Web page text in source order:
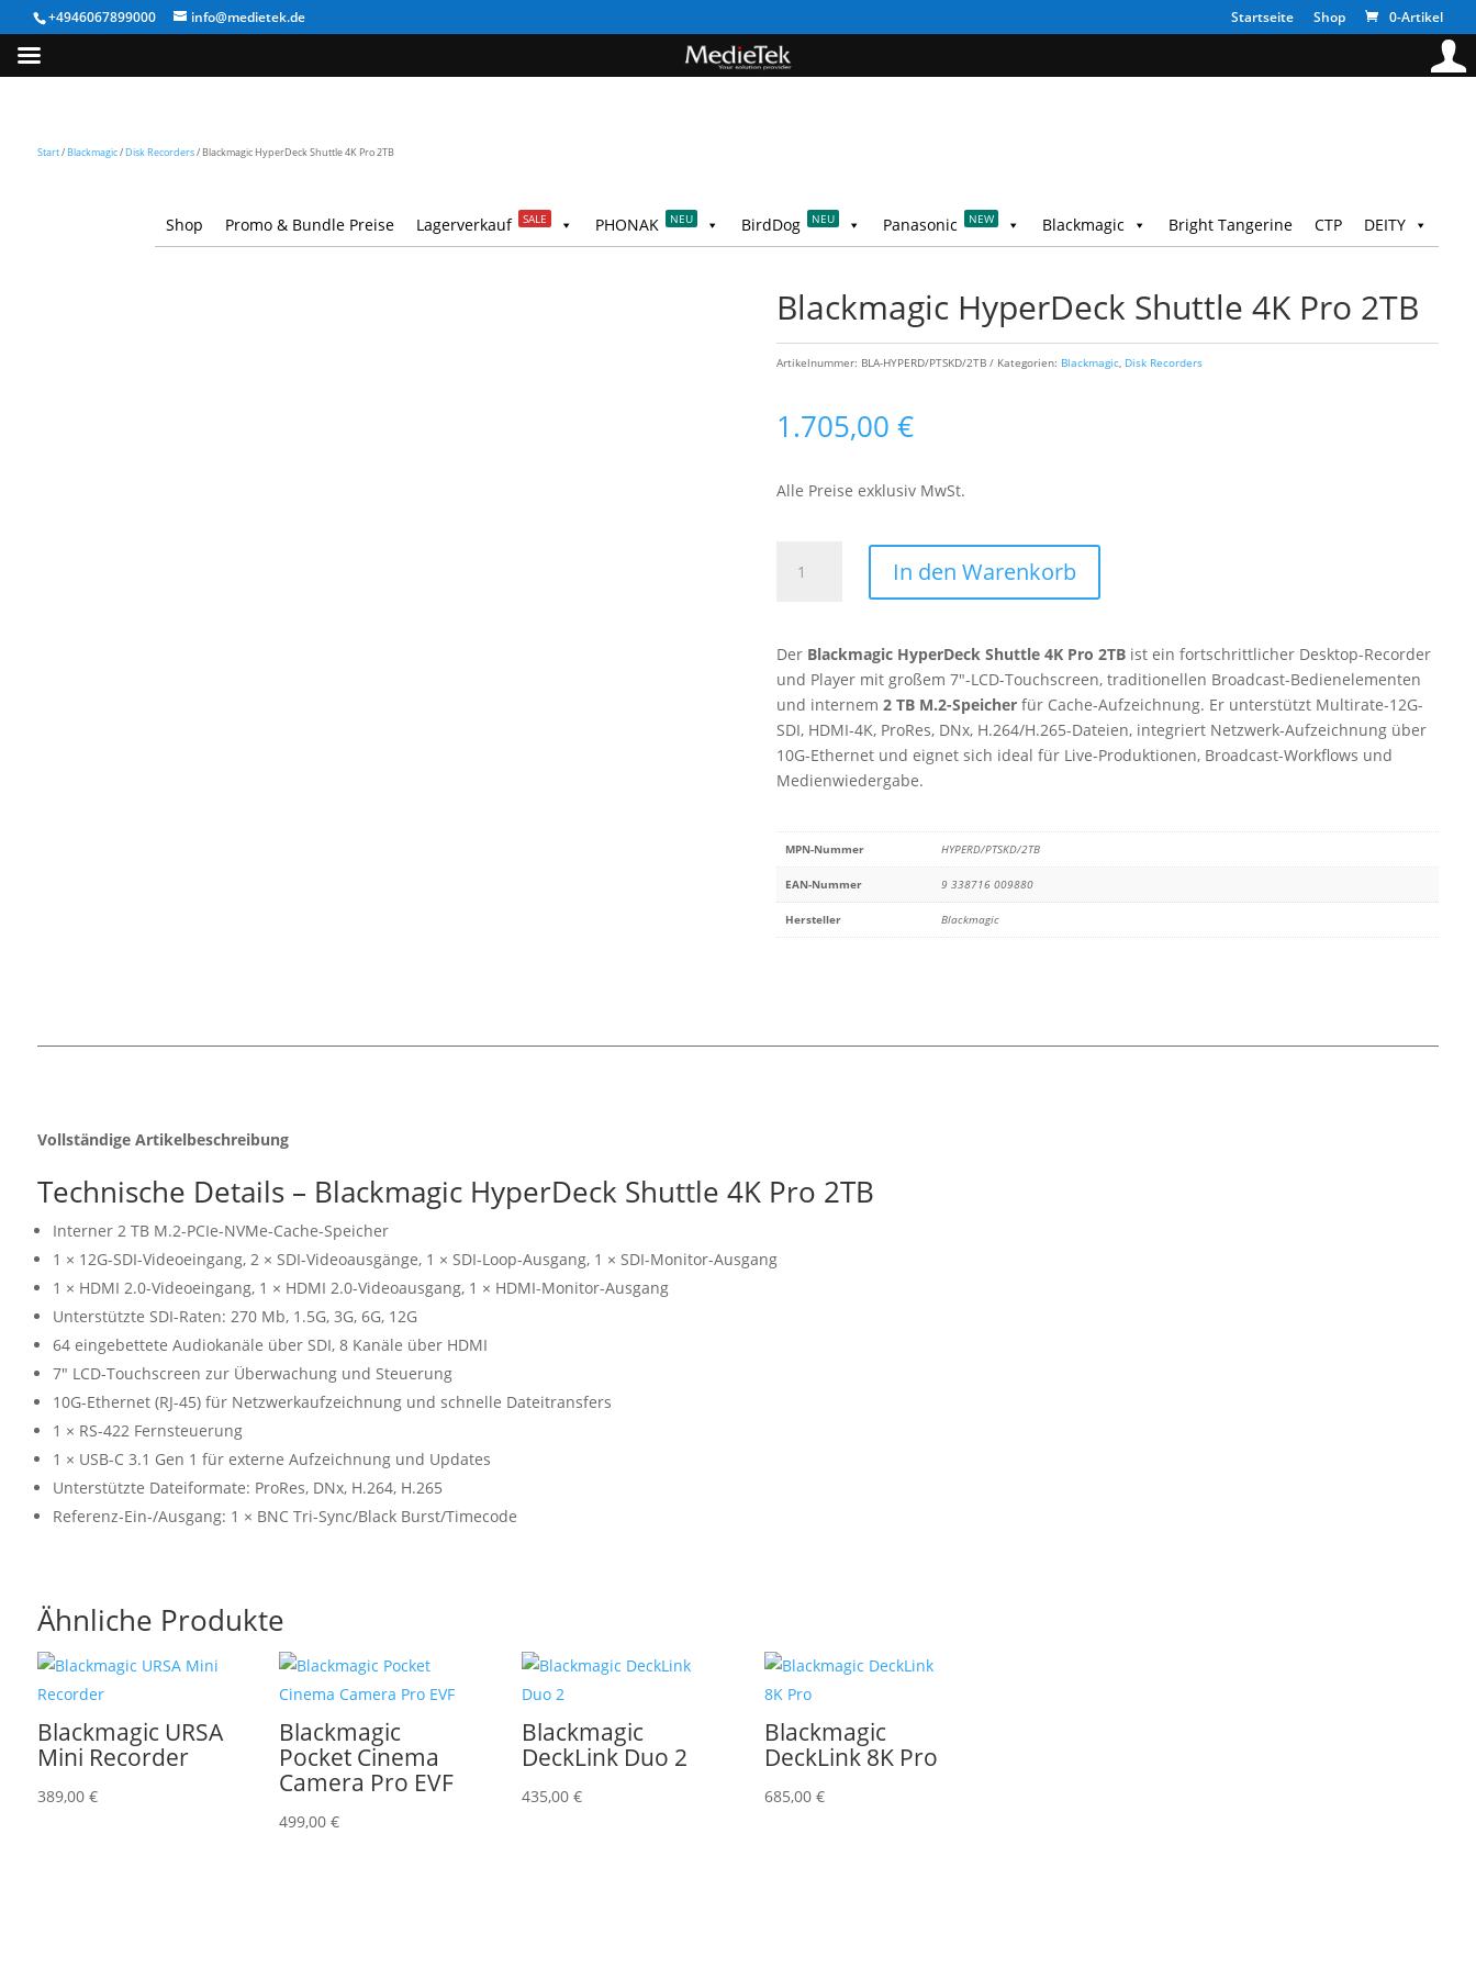
+4946067899000 info@medietek.de Startseite Shop 0-Artikel
Start/ Blackmagic/ Disk Recorders/ Blackmagic HyperDeck Shuttle 4K Pro 2TB
Shop Promo & Bundle Preise Lagerverkauf SALE PHONAK NEU BirdDog NEU Panasonic NEW Blackmagic Bright Tangerine CTP DEITY
Blackmagic HyperDeck Shuttle 4K Pro 2TB
Artikelnummer: BLA-HYPERD/PTSKD/2TB Kategorien: Blackmagic, Disk Recorders
1.705,00€
Alle Preise exklusiv MwSt.
HyperDeck
Pro
2TB
Menge
In den Warenkorb
Der Blackmagic HyperDeck Shuttle 4K Pro 2TB ist ein fortschrittlicher Desktop-Recorder
und Player mit großem 7″-LCD-Touchscreen, traditionellen Broadcast-Bedienelementen
und internem2 TB M.2-Speicher für Cache-Aufzeichnung. Er unterstützt Multirate-12G-
SDI, HDMI-4K, ProRes, DNx, H.264/H.265-Dateien, integriert Netzwerk-Aufzeichnung über
10G-Ethernet und eignet sich ideal für Live-Produktionen, Broadcast-Workflows und
Medienwiedergabe.
MPN-Nummer HYPERD/PTSKD/2TB
EAN-Nummer 9 338716 009880
Hersteller Blackmagic
Vollständige Artikelbeschreibung
Technische Details – Blackmagic HyperDeck Shuttle 4K Pro 2TB
Interner 2 TB M.2-PCIe-NVMe-Cache-Speicher
1 × 12G-SDI-Videoeingang, 2 × SDI-Videoausgänge, 1 × SDI-Loop-Ausgang, 1 × SDI-Monitor-Ausgang
1 × HDMI 2.0-Videoeingang, 1 × HDMI 2.0-Videoausgang, 1 × HDMI-Monitor-Ausgang
Unterstützte SDI-Raten: 270 Mb, 1.5G, 3G, 6G, 12G
64 eingebettete Audiokanäle über SDI, 8 Kanäle über HDMI
7″ LCD-Touchscreen zur Überwachung und Steuerung
10G-Ethernet (RJ-45) für Netzwerkaufzeichnung und schnelle Dateitransfers
1 × RS-422 Fernsteuerung
1 × USB-C 3.1 Gen 1 für externe Aufzeichnung und Updates
Unterstützte Dateiformate: ProRes, DNx, H.264, H.265
Referenz-Ein-/Ausgang: 1 × BNC Tri-Sync/Black Burst/Timecode
Ähnliche Produkte
Blackmagic URSA
Mini Recorder
389,00 €
Blackmagic
Pocket Cinema
Camera Pro EVF
499,00€
Blackmagic
DeckLink Duo 2
435,00€
Blackmagic
DeckLink 8K Pro
685,00€